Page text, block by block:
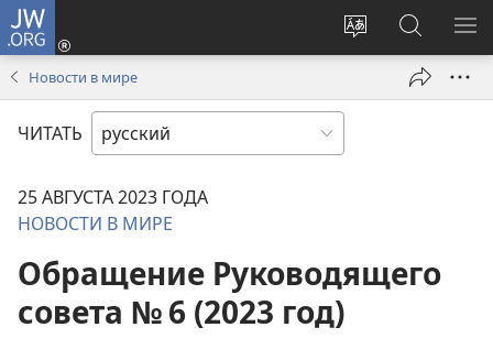
JW.ORG
Изменить
Войти
(открывается
окне)
Поиск
по
jw.org
Новости в мире
ЧИТАТЬ
25 АВГУСТА 2023 ГОДА
НОВОСТИ В МИРЕ
Обращение Руководящего
совета № 6 (2023 год)